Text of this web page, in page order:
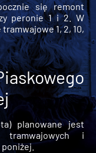
się remont
peronie 1 i 2. W
1, 2, 10,
planowane jest
i
poniżej.